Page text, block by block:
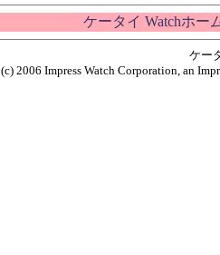
ケータイ Watchホー
ケー
2006 Impress Watch Corporation, an